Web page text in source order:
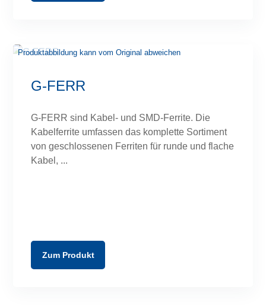
G-FERR
G-FERR sind Kabel- und SMD-Ferrite. Die
Kabelferrite umfassen das komplette Sortiment
von geschlossenen Ferriten für runde und flache
Kabel,
Zum Produkt